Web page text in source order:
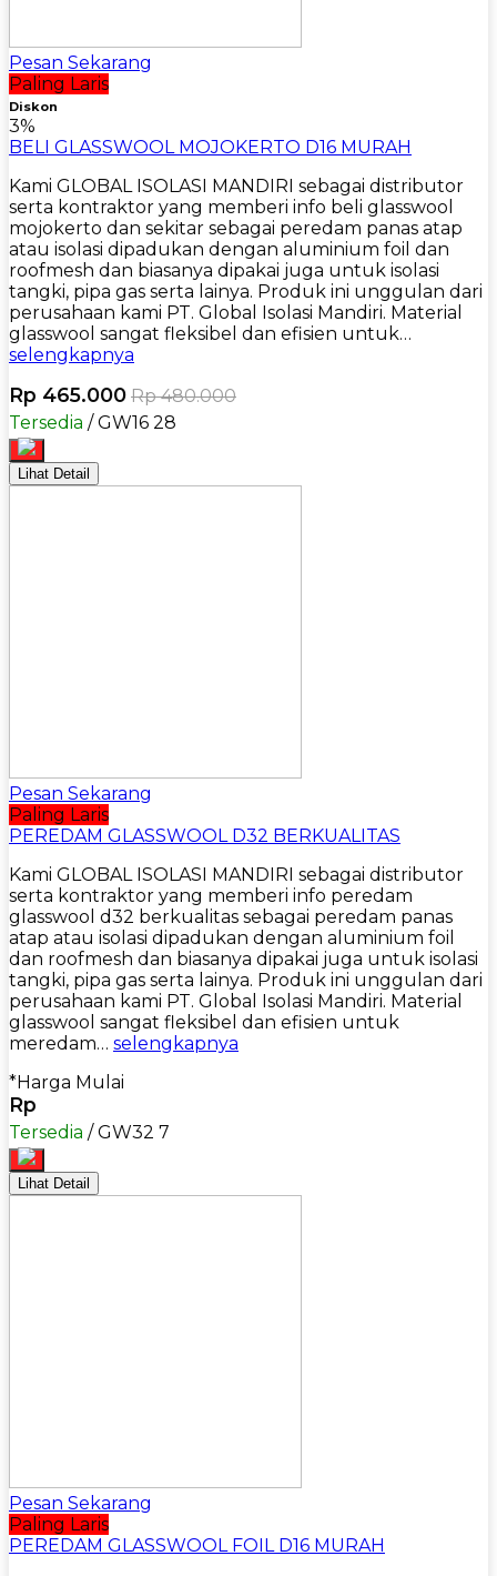
Pesan Sekarang
Paling Laris
Diskon
3%
BELI GLASSWOOL MOJOKERTO D16 MURAH
Kami GLOBAL ISOLASI MANDIRI sebagai distributor
serta kontraktor yang memberi info beli glasswool
mojokerto dan sekitar sebagai peredam panas atap
atau isolasi dipadukan dengan aluminium foil dan
roofmesh dan biasanya dipakai juga untuk isolasi
tangki, pipa gas serta lainya. Produk ini unggulan dari
perusahaan kami PT. Global Isolasi Mandiri. Material
glasswool sangat fleksibel dan efisien untuk…
selengkapnya
Rp 465.000 Rp 480.000
Tersedia / GW16 28
Lihat Detail
Pesan Sekarang
Paling Laris
PEREDAM GLASSWOOL D32 BERKUALITAS
Kami GLOBAL ISOLASI MANDIRI sebagai distributor
serta kontraktor yang memberi info peredam
glasswool d32 berkualitas sebagai peredam panas
atap atau isolasi dipadukan dengan aluminium foil
dan roofmesh dan biasanya dipakai juga untuk isolasi
tangki, pipa gas serta lainya. Produk ini unggulan dari
perusahaan kami PT. Global Isolasi Mandiri. Material
glasswool sangat fleksibel dan efisien untuk
meredam… selengkapnya
*Harga Mulai
Rp
Tersedia / GW32 7
Lihat Detail
Pesan Sekarang
Paling Laris
PEREDAM GLASSWOOL FOIL D16 MURAH